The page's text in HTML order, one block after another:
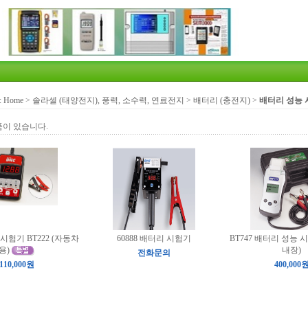
Home > 솔라셀 (태양전지), 풍력, 소수력, 연료전지 > 배터리 (충전지) > 배터리 성능
이 있습니다.
험기 BT222 (자동차
)
원
60888 배터리 시험기
전화문의
BT747 배터리 성능
내장)
400,000